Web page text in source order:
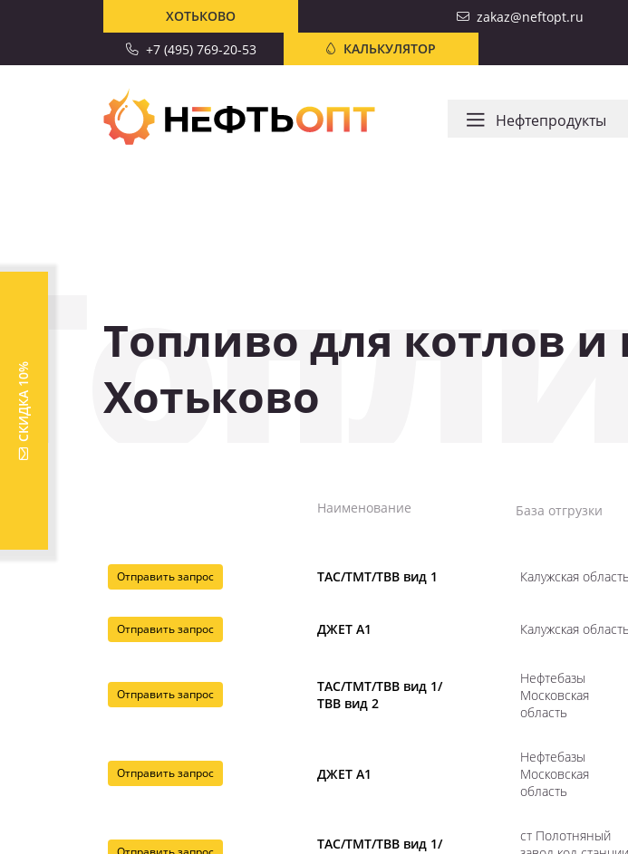
ХОТЬКОВО zakaz@neftopt.ru
+7 (495) 769-20-53 КАЛЬКУЛЯТОР
Нефтепродукты
Топливо для котлов и
Хотьково
Наименование База отгрузки
Отправить запрос ТАС/ТМТ/ТВВ вид 1 Калужская
Отправить запрос ДЖЕТ А1 Калужская
Отправить запрос
ТАС/ТМТ/ТВВ вид 1/
ТВВ вид 2
Нефтебазы
Московская
область
Отправить запрос ДЖЕТ А1
Нефтебазы
Московская
область
ТАС/ТМТ/ТВВ вид 1/
ст Полотняный
СКИДКА 10%